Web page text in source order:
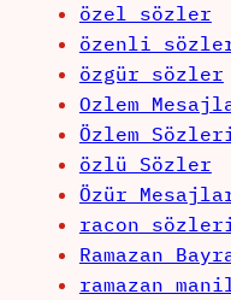
özel sözler
özenli
özgür sözler
Ozlem
Özlem
özlü Sözler
Özür
racon
Ramazan
ramazan